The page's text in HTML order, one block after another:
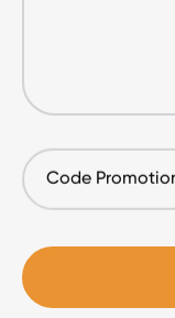
Code
Promotion